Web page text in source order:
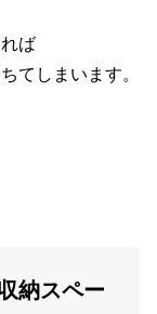
ば
てしまいます。
納スペー